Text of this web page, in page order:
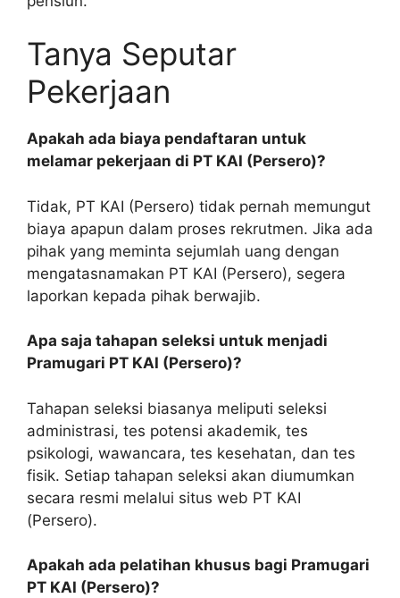
Tanya Seputar
Pekerjaan
Apakah ada biaya pendaftaran untuk
melamar pekerjaan di PT KAI (Persero)?
Tidak, PT KAI (Persero) tidak pernah memungut
biaya apapun dalam proses rekrutmen. Jika ada
pihak yang meminta sejumlah uang dengan
mengatasnamakan PT KAI (Persero), segera
laporkan kepada pihak berwajib.
Apa saja tahapan seleksi untuk menjadi
Pramugari PT KAI (Persero)?
Tahapan seleksi biasanya meliputi seleksi
administrasi, tes potensi akademik, tes
psikologi, wawancara, tes kesehatan, dan tes
fisik. Setiap tahapan seleksi akan diumumkan
secara resmi melalui situs web PT KAI
(Persero).
Apakah ada pelatihan khusus bagi Pramugari
PT KAI (Persero)?